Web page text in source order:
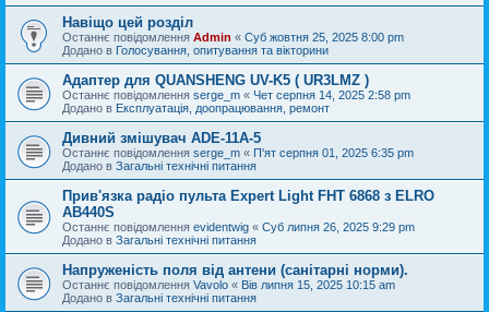
Навіщо цей розділ
Останнє повідомлення Admin « Суб жовтня 25, 2025 8:00 pm
Додано в Голосування, опитування та вікторини
Адаптер для QUANSHENG UV-K5 ( UR3LMZ )
Останнє повідомлення serge_m « Чет серпня 14, 2025 2:58 pm
Додано в Експлуатація, доопрацювання, ремонт
Дивний змішувач ADE-11A-5
Останнє повідомлення serge_m « П'ят серпня 01, 2025 6:35 pm
Додано в Загальні технічні питання
Прив'язка радіо пульта Expert Light FHT 6868 з ELRO
AB440S
Останнє повідомлення evidentwig « Суб липня 26, 2025 9:29 pm
Додано в Загальні технічні питання
Напруженість поля від антени (санітарні норми).
Останнє повідомлення Vavolo « Вів липня 15, 2025 10:15 am
Додано в Загальні технічні питання